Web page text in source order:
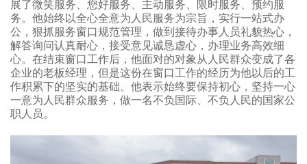
展了微笑服务、您好服务、主动服务、限时服务、预约服
务。他始终以全心全意为人民服务为宗旨，实行一站式办
公，狠抓服务窗口规范管理，做到接待办事人员礼貌热心，
解答询问认真耐心，接受意见诚恳虚心，办理业务高效细
心。在结束窗口工作后，他面对的对象从人民群众变成了各
企业的老板经理，但是这份在窗口工作的经历为他以后的工
作积累下的坚实的基础。他表示始终要保持初心，坚持一心
一意为人民群众服务，做一名不负国际、不负人民的国家公
职人员。